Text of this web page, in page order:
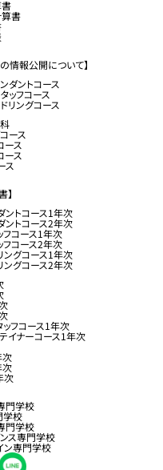
書
情報公開について】
ダントコース
ッフコース
リングコース
ース
ース
ース
ス
】
ントコース1年次
ントコース2年次
フコース1年次
フコース2年次
ングコース1年次
ングコース2年次
フコース1年次
イナーコース1年次
次
次
次
門学校
学校
門学校
ス専門学校
ン専門学校